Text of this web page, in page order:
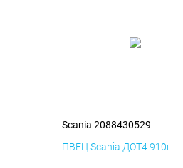
Scania 2088430529
ПВЕЦ Scania ДОТ4 910г